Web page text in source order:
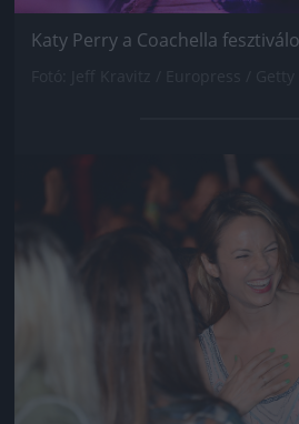
Katy Perry a Coachella
Jön még